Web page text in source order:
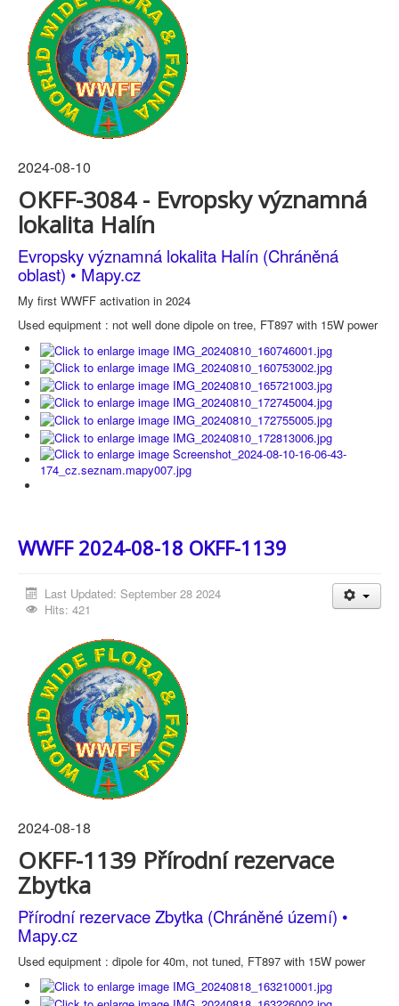
2024-08-10
OKFF-3084 - Evropsky významná
lokalita Halín
Evropsky významná lokalita Halín (Chráněná
oblast) • Mapy.cz
My first WWFF activation in 2024
Used equipment : not well done dipole on tree, FT897 with 15W power
WWFF 2024-08-18 OKFF-1139
Last Updated: September 28 2024
Hits: 421
2024-08-18
OKFF-1139 Přírodní rezervace
Zbytka
Přírodní rezervace Zbytka (Chráněné území) •
Mapy.cz
Used equipment : dipole for 40m, not tuned, FT897 with 15W power